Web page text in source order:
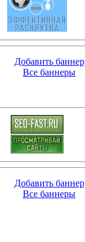
Добавить баннер
Все баннеры
Добавить баннер
Все баннеры